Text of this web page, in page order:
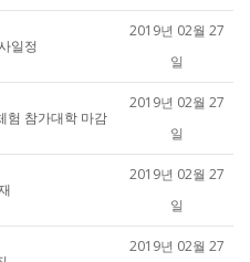
일정
2019년 02월 27
일
험 참가대학 마감
2019년 02월 27
일
2019년 02월 27
일
2019년 02월 27